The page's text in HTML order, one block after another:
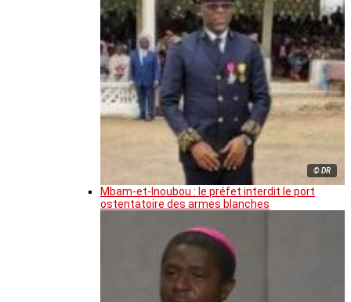
© DR
Mbam-et-Inoubou : le préfet interdit le port
ostentatoire des armes blanches